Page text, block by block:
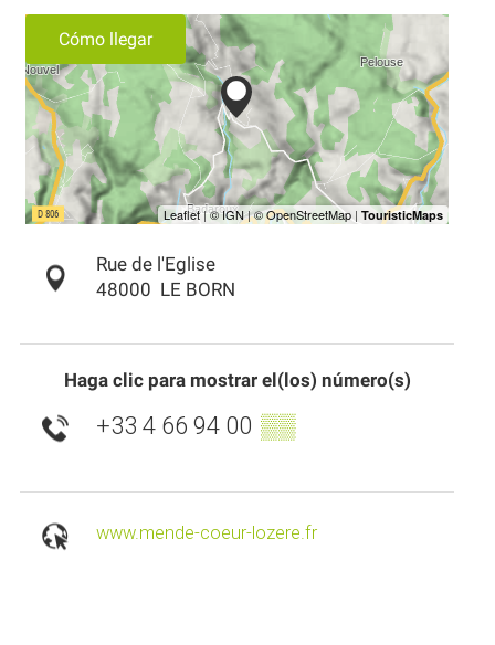
Cómo llegar
Rue de l'Eglise
48000 LE BORN
Haga clic para mostrar el(los) número(s)
+33 4 66 94 00 ▒▒
www.mende-coeur-lozere.fr